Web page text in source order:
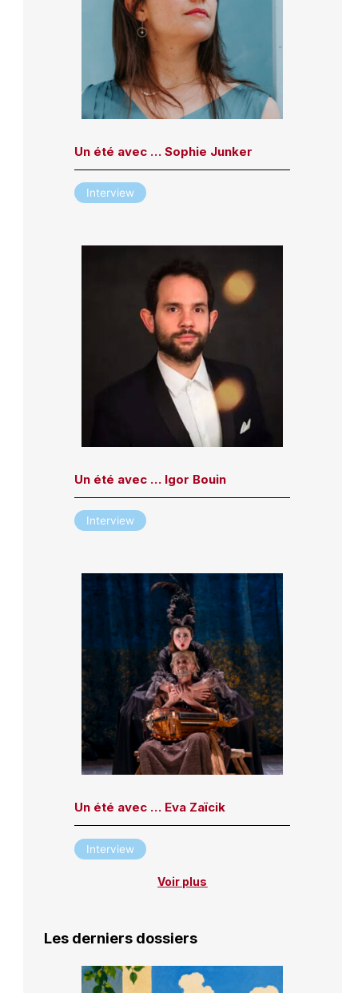
Un été avec … Sophie Junker
Interview
Un été avec … Igor Bouin
Interview
Un été avec … Eva Zaïcik
Interview
Voir plus
Les derniers dossiers